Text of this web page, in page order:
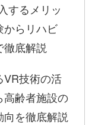
するメリッ
からリハビ
徹底解説
VR技術の活
高齢者施設の
を徹底解説